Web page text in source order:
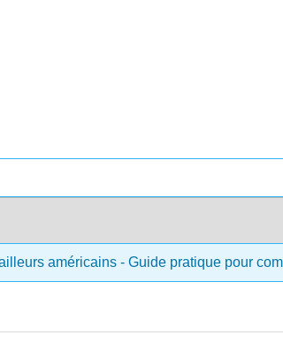
américains - Guide pratique pour